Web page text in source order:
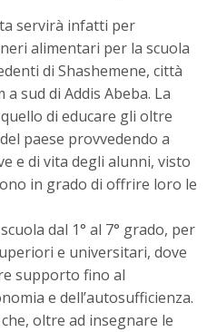
servirà infatti per
alimentari per la scuola
di Shashemene, città
a sud di Addis Abeba. La
di educare gli oltre
paese provvedendo a
e di vita degli alunni, visto
in grado di offrire loro le
dal 1° al 7° grado, per
e universitari, dove
supporto fino al
e dell’autosufficienza.
oltre ad insegnare le